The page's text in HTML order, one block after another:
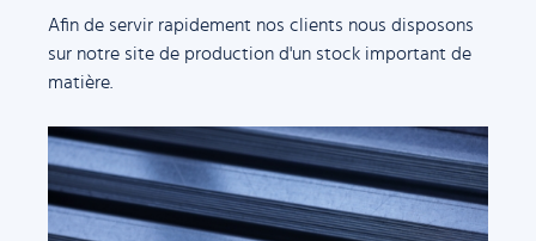
Afin de servir rapidement nos clients nous disposons
sur notre site de production d'un stock important de
matière.